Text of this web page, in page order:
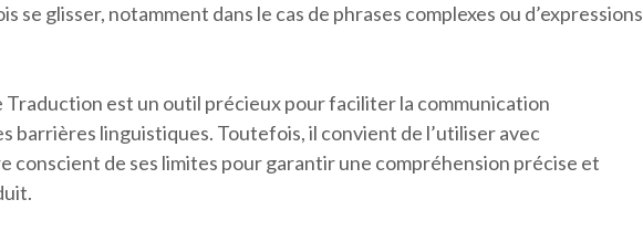
se glisser, notamment dans le cas de phrases complexes ou d’expressions
Traduction est un outil précieux pour faciliter la communication
barrières linguistiques. Toutefois, il convient de l’utiliser avec
conscient de ses limites pour garantir une compréhension précise et